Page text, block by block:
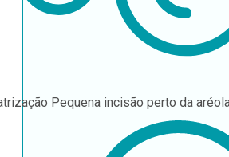
Pequena incisão perto da